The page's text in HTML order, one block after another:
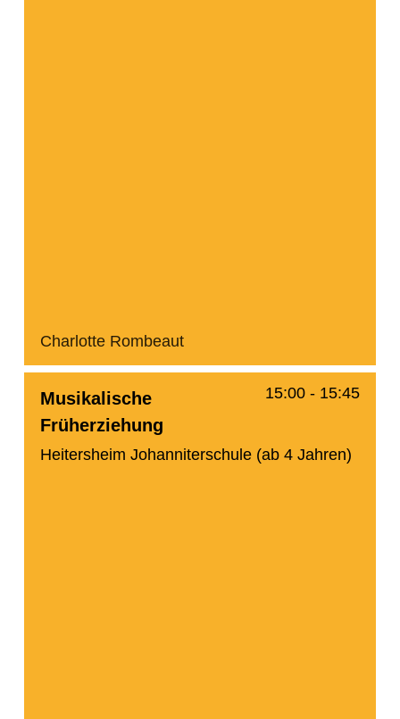
Charlotte Rombeaut
15:00 - 15:45
Musikalische
Früherziehung
Heitersheim Johanniterschule (ab 4 Jahren)